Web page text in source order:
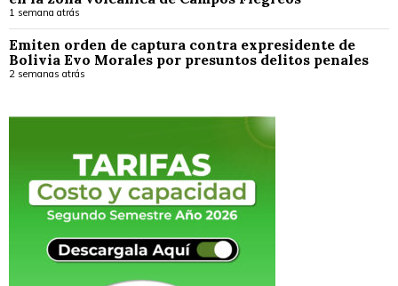
1 semana atrás
Emiten orden de captura contra expresidente de
Bolivia Evo Morales por presuntos delitos penales
2 semanas atrás